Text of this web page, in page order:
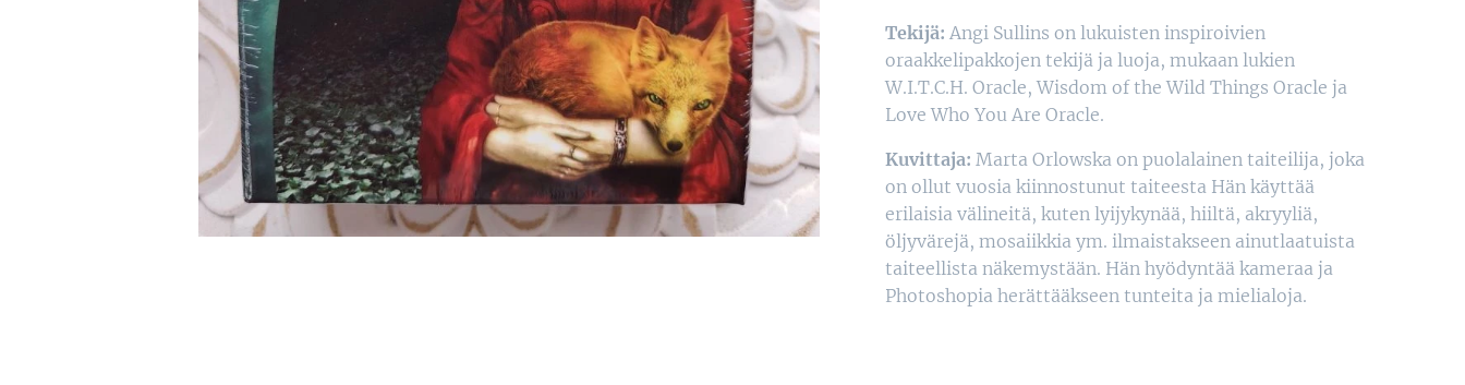
Tekijä: Angi Sullins on lukuisten inspiroivien
oraakkelipakkojen tekijä ja luoja, mukaan lukien
W.I.T.C.H. Oracle, Wisdom of the Wild Things Oracle ja
Love Who You Are Oracle.
Kuvittaja: Marta Orlowska on puolalainen taiteilija, joka
on ollut vuosia kiinnostunut taiteesta Hän käyttää
erilaisia ​​​​välineitä, kuten lyijykynää, hiiltä, ​​akryyliä,
öljyvärejä, mosaiikkia ym. ilmaistakseen ainutlaatuista
taiteellista näkemystään. Hän hyödyntää kameraa ja
Photoshopia herättääkseen tunteita ja mielialoja.